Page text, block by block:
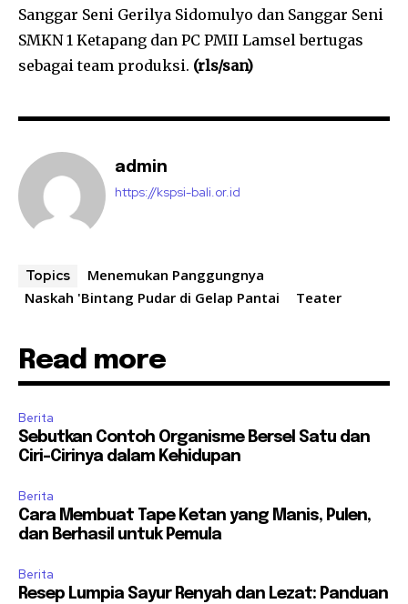
Sanggar Seni Gerilya Sidomulyo dan Sanggar Seni
SMKN 1 Ketapang dan PC PMII Lamsel bertugas
sebagai team produksi. (rls/san)
admin
https://kspsi-bali.or.id
Topics
Menemukan Panggungnya
Naskah 'Bintang Pudar di Gelap Pantai
Teater
Read more
Berita
Sebutkan Contoh Organisme Bersel Satu dan
Ciri-Cirinya dalam Kehidupan
Berita
Cara Membuat Tape Ketan yang Manis, Pulen,
dan Berhasil untuk Pemula
Berita
Resep Lumpia Sayur Renyah dan Lezat: Panduan